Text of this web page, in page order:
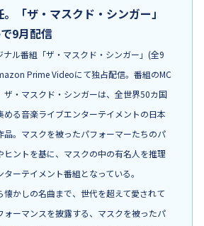
「ザ・マスクド・シンガー」
9月配信
ル番組「ザ・マスクド・シンガー」(全9
Prime Videoにて独占配信。番組のMC
ザ・マスクド・シンガーは、全世界50カ国
める音楽ライブエンターテイメントの日本
品。マスクを被ったパフォーマーたちのパ
ヒントを基に、マスクの中の有名人を推理
ーテイメント番組となっている。
かしの名曲まで、世代を超えて愛されて
ォーマンスを披露する、マスクを被ったパ